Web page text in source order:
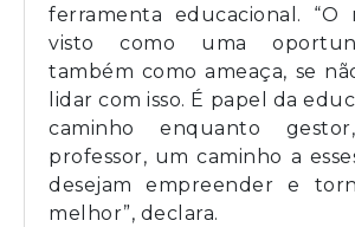
ferramenta educacional. “O
visto como uma
também como ameaça, se
lidar com isso. É papel da
caminho enquanto
professor, um caminho a
desejam empreender e
melhor”, declara.